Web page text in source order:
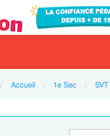
Accueil 1e Sec SVT